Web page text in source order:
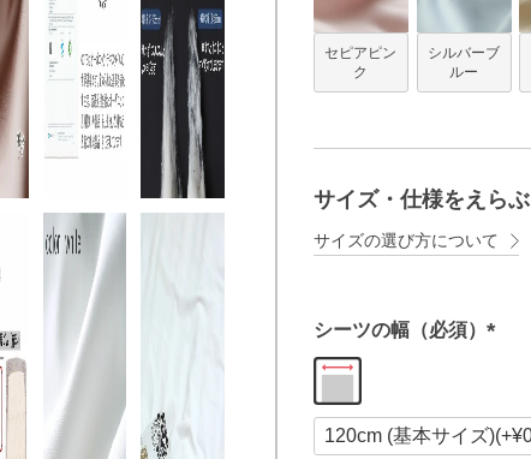
セピアピン
ク
シルバーブ
ルー
サイズ・仕様をえらぶ
サイズの選び方について
シーツの幅（必須）
須
)